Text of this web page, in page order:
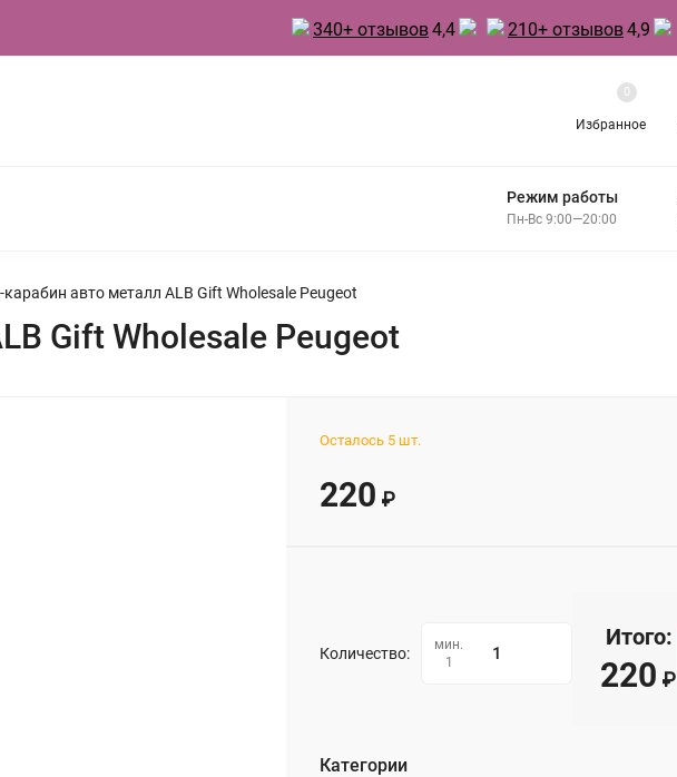
340+ отзывов4,4 210+ отзывов4,9
Избранное
0
Режим работы
Пн-Вс 9:00—20:00
карабин авто металл ALB Gift Wholesale Peugeot
Gift Wholesale Peugeot
Осталось 5 шт.
220 ₽
Количество:
мин.
1
Итого:
220 ₽
Категории